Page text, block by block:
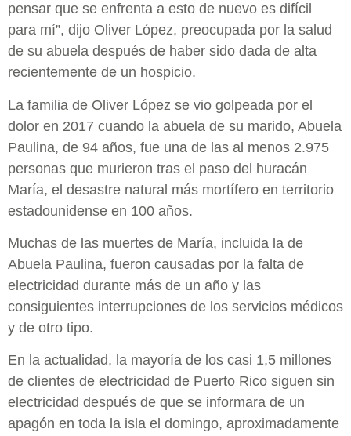
pensar que se enfrenta a esto de nuevo es difícil
para mí”, dijo Oliver López, preocupada por la salud
de su abuela después de haber sido dada de alta
recientemente de un hospicio.
La familia de Oliver López se vio golpeada por el
dolor en 2017 cuando la abuela de su marido, Abuela
Paulina, de 94 años, fue una de las al menos 2.975
personas que murieron tras el paso del huracán
María, el desastre natural más mortífero en territorio
estadounidense en 100 años.
Muchas de las muertes de María, incluida la de
Abuela Paulina, fueron causadas por la falta de
electricidad durante más de un año y las
consiguientes interrupciones de los servicios médicos
y de otro tipo.
En la actualidad, la mayoría de los casi 1,5 millones
de clientes de electricidad de Puerto Rico siguen sin
electricidad después de que se informara de un
apagón en toda la isla el domingo, aproximadamente